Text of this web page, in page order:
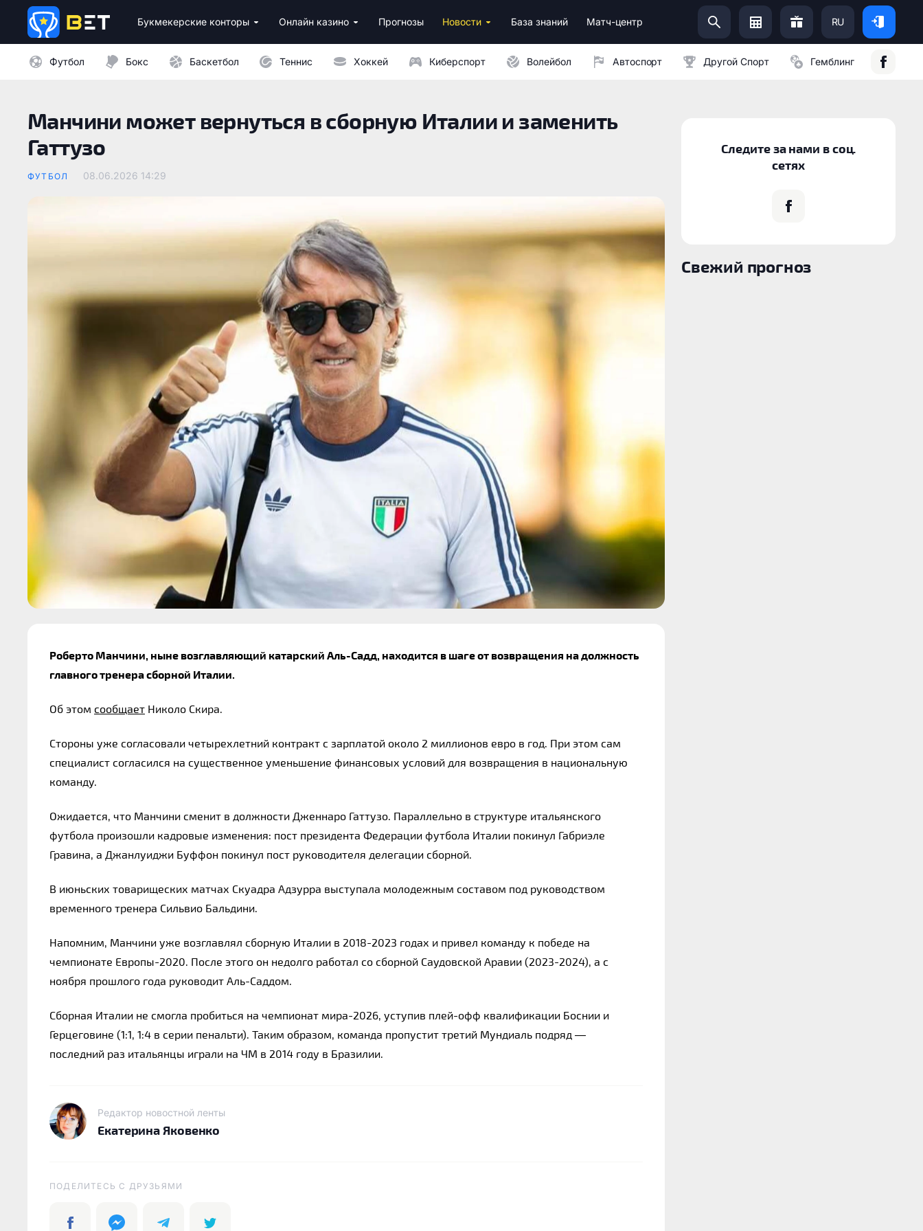
Букмекерские конторы Онлайн казино Прогнозы Новости База знаний Матч-центр RU
Футбол Бокс Баскетбол Теннис Хоккей Киберспорт Волейбол Автоспорт Другой Спорт Гемблинг
Манчини может вернуться в сборную Италии и заменить
Гаттузо
ФУТБОЛ 08.06.2026 14:29
Роберто Манчини, ныне возглавляющий катарский Аль-Садд, находится в шаге от возвращения на должность
главного тренера сборной Италии.
Об этом сообщает Николо Скира.
Cтороны уже согласовали четырехлетний контракт с зарплатой около 2 миллионов евро в год. При этом сам
специалист согласился на существенное уменьшение финансовых условий для возвращения в национальную
команду.
Ожидается, что Манчини сменит в должности Дженнаро Гаттузо. Параллельно в структуре итальянского
футбола произошли кадровые изменения: пост президента Федерации футбола Италии покинул Габриэле
Гравина, а Джанлуиджи Буффон покинул пост руководителя делегации сборной.
В июньских товарищеских матчах Скуадра Адзурра выступала молодежным составом под руководством
временного тренера Сильвио Бальдини.
Напомним, Манчини уже возглавлял сборную Италии в 2018-2023 годах и привел команду к победе на
чемпионате Европы-2020. После этого он недолго работал со сборной Саудовской Аравии (2023-2024), а с
ноября прошлого года руководит Аль-Саддом.
Сборная Италии не смогла пробиться на чемпионат мира-2026, уступив плей-офф квалификации Боснии и
Герцеговине (1:1, 1:4 в серии пенальти). Таким образом, команда пропустит третий Мундиаль подряд —
последний раз итальянцы играли на ЧМ в 2014 году в Бразилии.
Редактор новостной ленты
Екатерина Яковенко
ПОДЕЛИТЕСЬ C ДРУЗЬЯМИ
Следите за нами в соц.
сетях
Свежий прогноз